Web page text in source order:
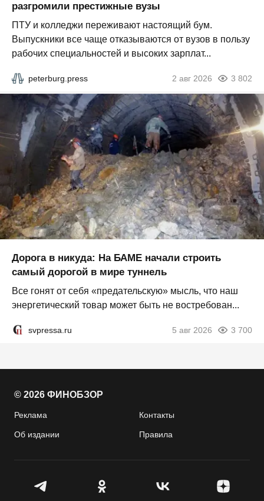
разгромили престижные вузы
ПТУ и колледжи переживают настоящий бум.
Выпускники все чаще отказываются от вузов в пользу
рабочих специальностей и высоких зарплат...
peterburg.press 2 авг 2026 3 802
Дорога в никуда: На БАМЕ начали строить
самый дорогой в мире туннель
Все гонят от себя «предательскую» мысль, что наш
энергетический товар может быть не востребован...
svpressa.ru 5 авг 2026 3 700
© 2026 ФИНОБЗОР
Реклама Контакты
Об издании Правила